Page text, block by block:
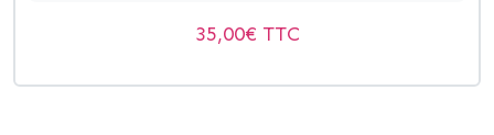
35,00€ TTC